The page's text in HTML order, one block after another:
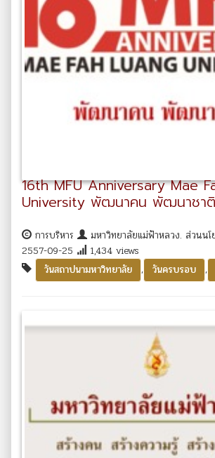
16th MFU Anniversary Mae
University พัฒนาคน พัฒนาชาติ
การบริหาร
มหาวิทยาลัยแม่ฟ้าหลวง. ส่วนน
2557-09-25
1,434 views
วันสถาปนามหาวิทยาลัย
, วันครบรอบ ,